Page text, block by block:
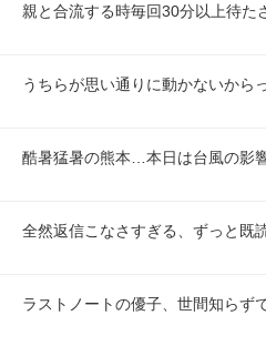
親と合流する時毎回30分以上待た
うちらが思い通りに動かないから
酷暑猛暑の熊本…本日は台風の影
全然返信こなさすぎる、ずっと既
ラストノートの優子、世間知らず